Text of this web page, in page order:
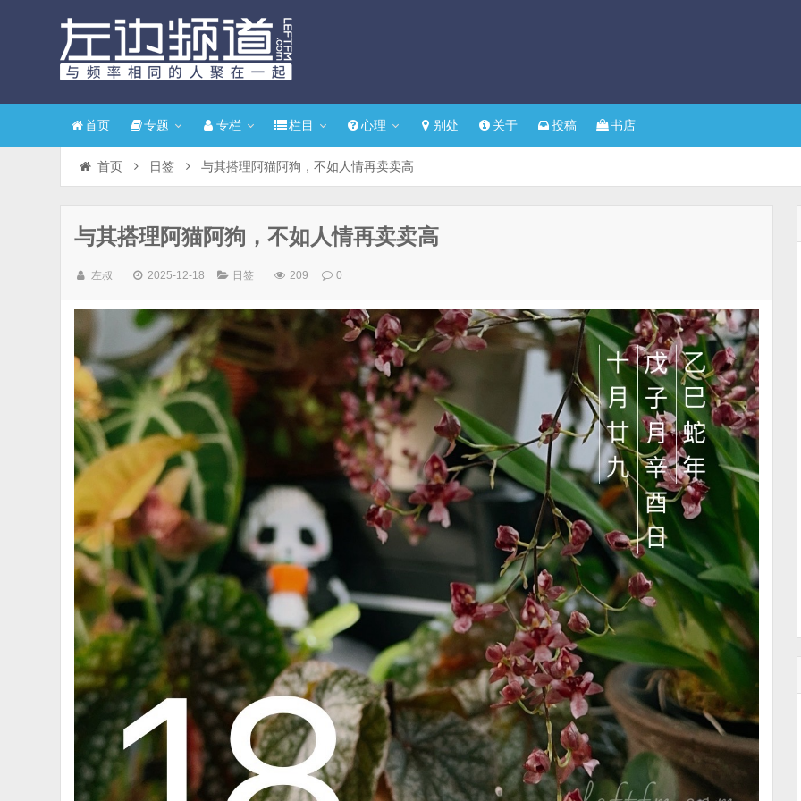
首页 专题 专栏 栏目 心理 别处 关于 投稿 书店
首页 日签 与其搭理阿猫阿狗，不如人情再卖卖高
与其搭理阿猫阿狗，不如人情再卖卖高
左叔 2025-12-18 日签 209 0